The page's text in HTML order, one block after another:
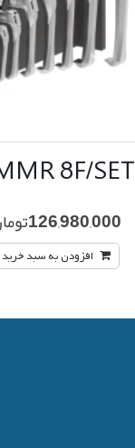
8F/SET
126,980,000
افزودن به سبد خرید